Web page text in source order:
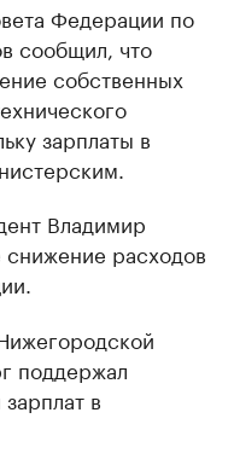
Федерации по
сообщил, что
собственных
зарплаты в
Владимир
снижение расходов
поддержал
в